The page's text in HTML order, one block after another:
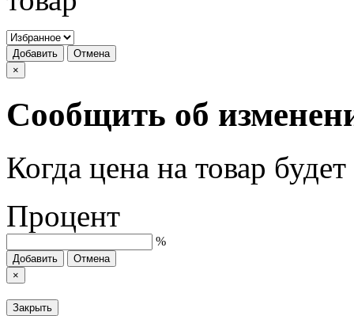
Добавить
Отмена
×
Сообщить об
Когда цена на товар
Процент
%
Добавить
Отмена
×
Закрыть